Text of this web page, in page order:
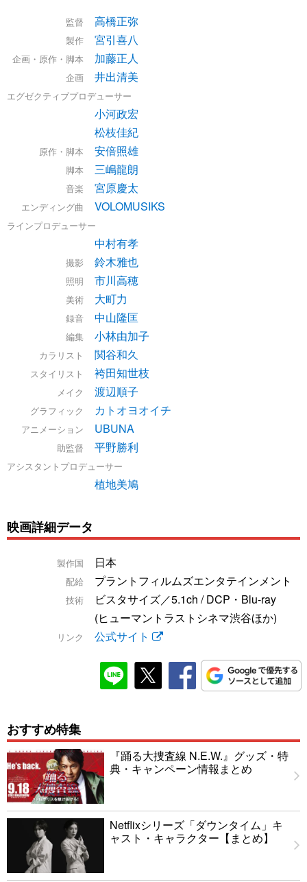
監督 高橋正弥
製作 宮引喜八
企画・原作・脚本 加藤正人
企画 井出清美
エグゼクティブプロデューサー
小河政宏
松枝佳紀
原作・脚本 安倍照雄
脚本 三嶋龍朗
音楽 宮原慶太
エンディング曲 VOLOMUSIKS
ラインプロデューサー
中村有孝
撮影 鈴木雅也
照明 市川高穂
美術 大町力
録音 中山隆匡
編集 小林由加子
カラリスト 関谷和久
スタイリスト 袴田知世枝
メイク 渡辺順子
グラフィック カトオヨオイチ
アニメーション UBUNA
助監督 平野勝利
アシスタントプロデューサー
植地美鳩
映画詳細データ
製作国 日本
配給 プラントフィルムズエンタテインメント
技術
ビスタサイズ／5.1ch / DCP・Blu-ray
(ヒューマントラストシネマ渋谷ほか)
リンク 公式サイト
おすすめ特集
『踊る大捜査線 N.E.W.』グッズ・特
典・キャンペーン情報まとめ
Netflixシリーズ「ダウンタイム」キ
ャスト・キャラクター【まとめ】